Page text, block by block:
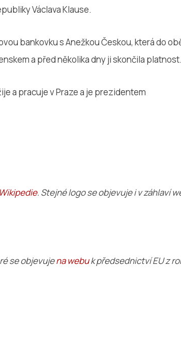
Václava Klause.
bankovku s Anežkou Českou, která do
a před několika dny ji skončila platnost.
a pracuje v Praze a je prezidentem
Wikipedie. Stejné logo se objevuje i v záhlaví
se objevujena webuk předsednictví EU z